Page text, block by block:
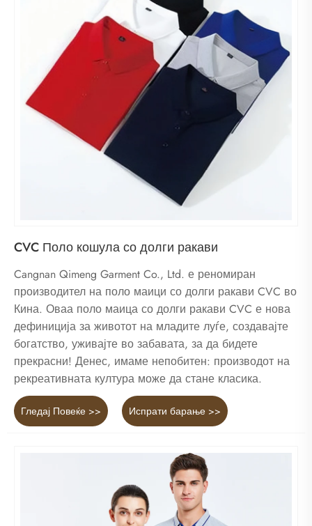
CVC Поло кошула со долги ракави
Cangnan Qimeng Garment Co., Ltd. е реномиран
производител на поло маици со долги ракави CVC во
Кина. Оваа поло маица со долги ракави CVC е нова
дефиниција за животот на младите луѓе, создавајте
богатство, уживајте во забавата, за да бидете
прекрасни! Денес, имаме непобитен: производот на
рекреативната култура може да стане класика.
Гледај Повеќе >> Испрати барање >>